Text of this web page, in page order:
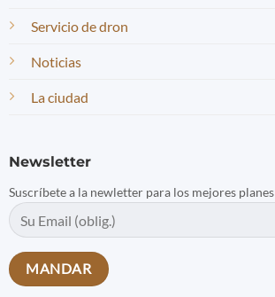
Servicio de dron
Noticias
La ciudad
Newsletter
Suscríbete a la newletter para los mejores planes